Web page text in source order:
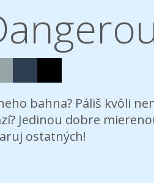
bahna? Páliš kvôli
Jedinou dobre
ostatných!